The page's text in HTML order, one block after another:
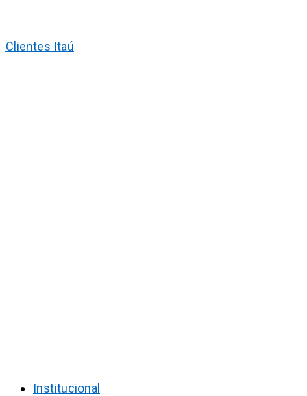
Clientes Itaú
Institucional